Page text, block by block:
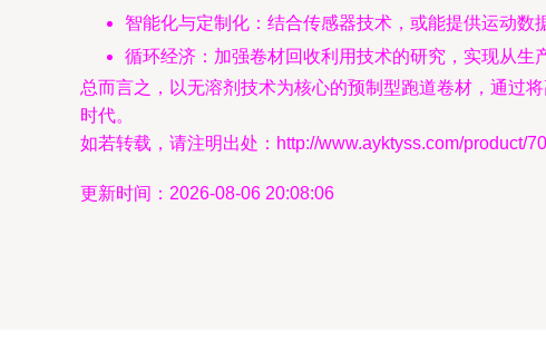
智能化与定制化：结合传感器技术，或能提供运动数
循环经济：加强卷材回收利用技术的研究，实现从生
总而言之，以无溶剂技术为核心的预制型跑道卷材，通过
时代。
如若转载，请注明出处：http://www.ayktyss.com/product/
更新时间：2026-08-06 20:08:06